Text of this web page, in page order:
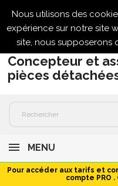
Nous utilisons des
expérience sur notre site
site, nous supposerons
Concepteur et
pièces
MENU
Pour accéder aux tarifs et
compte PRO .